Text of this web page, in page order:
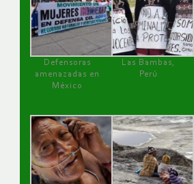
Defensoras
amenazadas en
México
Las Bambas,
Perú